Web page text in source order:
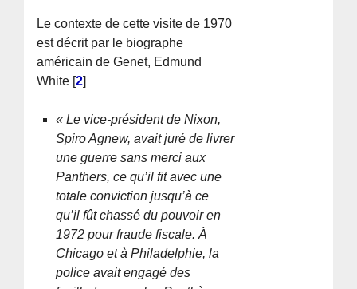
Le contexte de cette visite de 1970
est décrit par le biographe
américain de Genet, Edmund
White [2
« Le vice-président de Nixon,
Spiro Agnew, avait juré de livrer
une guerre sans merci aux
Panthers, ce qu’il fit avec une
totale conviction jusqu’à ce
qu’il fût chassé du pouvoir en
1972 pour fraude fiscale. À
Chicago et à Philadelphie, la
police avait engagé des